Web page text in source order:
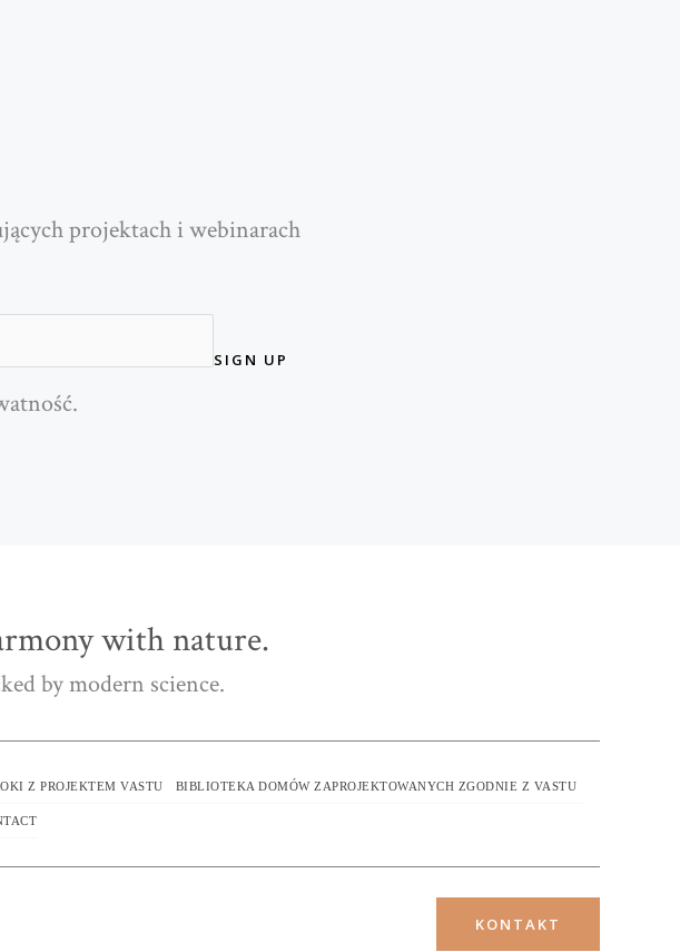
projektach i webinarach
SIGN UP
with nature.
by modern science.
Z PROJEKTEM VASTU BIBLIOTEKA DOMÓW ZAPROJEKTOWANYCH ZGODNIE Z VASTU
KONTAKT